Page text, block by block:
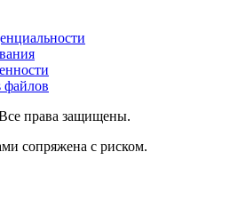
файлов
права защищены.
сопряжена с риском.